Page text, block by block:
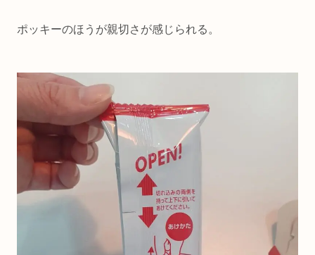
ポッキーのほうが親切さが感じられる。